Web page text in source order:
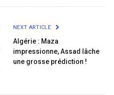
NEXT ARTICLE
Algérie : Maza
impressionne, Assad lâche
une grosse prédiction !